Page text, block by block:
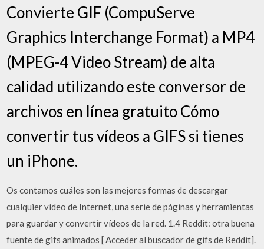
Convierte GIF (CompuServe
Graphics Interchange Format) a MP4
(MPEG-4 Video Stream) de alta
calidad utilizando este conversor de
archivos en línea gratuito Cómo
convertir tus vídeos a GIFS si tienes
un iPhone.
Os contamos cuáles son las mejores formas de descargar
cualquier vídeo de Internet, una serie de páginas y herramientas
para guardar y convertir vídeos de la red. 1.4 Reddit: otra buena
fuente de gifs animados [ Acceder al buscador de gifs de Reddit].